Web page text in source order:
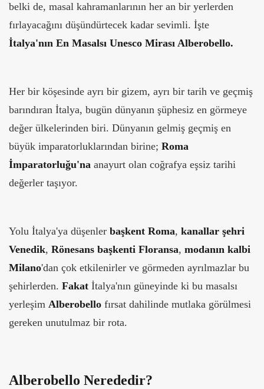
belki de, masal kahramanlarının her an bir yerlerden
fırlayacağını düşündürtecek kadar sevimli. İşte
İtalya'nın En Masalsı Unesco Mirası Alberobello.
Her bir köşesinde ayrı bir gizem, ayrı bir tarih ve geçmiş
barındıran İtalya, bugün dünyanın şüphesiz en görmeye
değer ülkelerinden biri. Dünyanın gelmiş geçmiş en
büyük imparatorluklarından birine; Roma
İmparatorluğu'na anayurt olan coğrafya eşsiz tarihi
değerler taşıyor.
Yolu İtalya'ya düşenler başkent Roma, kanallar şehri
Venedik, Rönesans başkenti Floransa, modanın kalbi
Milano'dan çok etkilenirler ve görmeden ayrılmazlar bu
şehirlerden. Fakat İtalya'nın güneyinde ki bu masalsı
yerleşim Alberobello fırsat dahilinde mutlaka görülmesi
gereken unutulmaz bir rota.
Alberobello Nerededir?